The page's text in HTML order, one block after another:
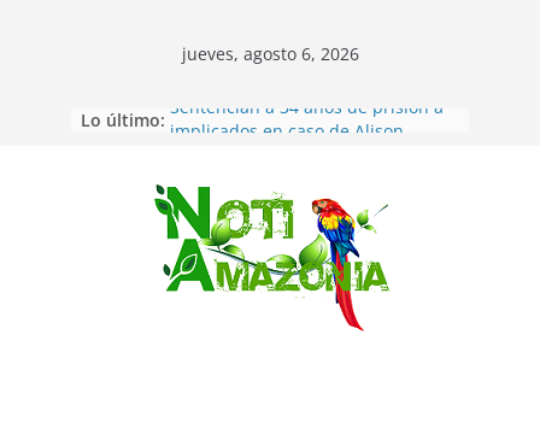
Saltar
jueves, agosto 6, 2026
Lo último: Sentencian a 34 años de prisión a
Vozinha, el arquero sensación de
cabo Verde, ya llegó para
incorporarse a Colo Colo de Chile
Pastaza: la parroquia Diez de
Agosto eligió a su nueva reina por
La “deuda de sueño”: una alerta